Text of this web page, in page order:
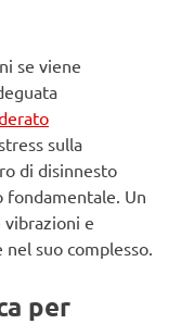
se viene
sulla
di disinnesto
Un
e
suo complesso.
per